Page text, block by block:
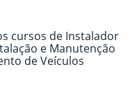
cursos de Instalador
e Manutenção
de Veículos